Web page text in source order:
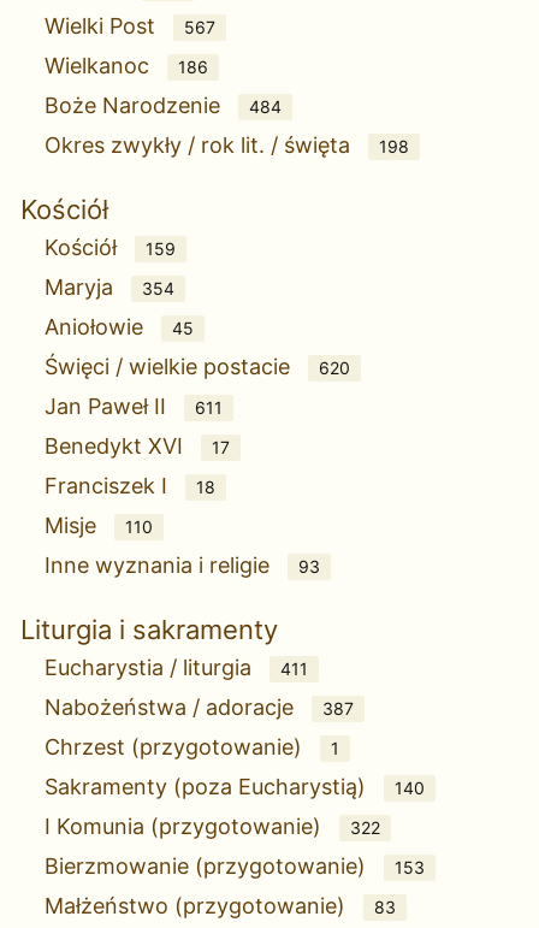
Wielki Post 567
Wielkanoc 186
Boże Narodzenie 484
Okres zwykły / rok lit. / święta 198
Kościół
Kościół 159
Maryja 354
Aniołowie 45
Święci / wielkie postacie 620
Jan Paweł II 611
Benedykt XVI 17
Franciszek I 18
Misje 110
Inne wyznania i religie 93
Liturgia i sakramenty
Eucharystia / liturgia 411
Nabożeństwa / adoracje 387
Chrzest (przygotowanie) 1
Sakramenty (poza Eucharystią) 140
I Komunia (przygotowanie) 322
Bierzmowanie (przygotowanie) 153
Małżeństwo (przygotowanie) 83